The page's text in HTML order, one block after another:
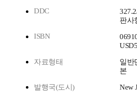
DDC
판사
ISBN
자료형태
일반
본
발행국(도시) New